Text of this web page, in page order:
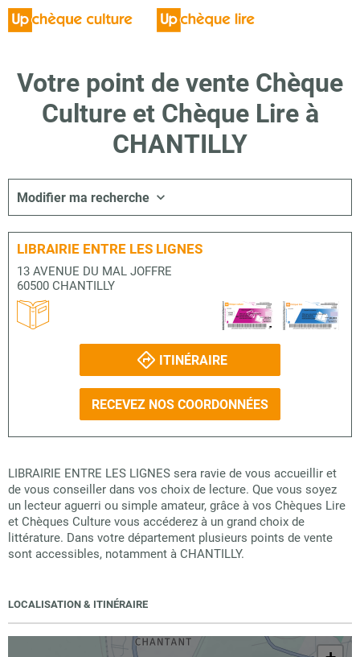
Votre point de vente Chèque
Culture et Chèque Lire à
CHANTILLY
Modifier ma recherche
LIBRAIRIE ENTRE LES LIGNES
13 AVENUE DU MAL JOFFRE
60500 CHANTILLY
ITINÉRAIRE
RECEVEZ NOS COORDONNÉES
LIBRAIRIE ENTRE LES LIGNES sera ravie de vous accueillir et
de vous conseiller dans vos choix de lecture. Que vous soyez
un lecteur aguerri ou simple amateur, grâce à vos Chèques Lire
et Chèques Culture vous accéderez à un grand choix de
littérature. Dans votre département plusieurs points de vente
sont accessibles, notamment à CHANTILLY.
LOCALISATION & ITINÉRAIRE